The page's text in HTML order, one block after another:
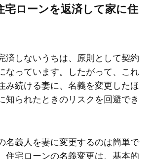
宅ローンを返済して家に住
済しないうちは、原則として契約
なっています。したがって、これ
み続ける妻に、名義を変更したほ
知られたときのリスクを回避でき
名義人を妻に変更するのは簡単で
住宅ローンの名義変更は、基本的